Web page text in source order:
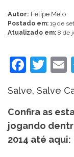
Autor: Felipe Melo
Postado em: 19 de
Atualizado em: 8 de
Salve, Salve
Confira as
jogando
2014 até aqui: